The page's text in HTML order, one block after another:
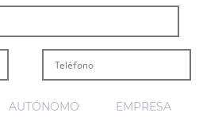
AUTÓNOMO EMPRESA